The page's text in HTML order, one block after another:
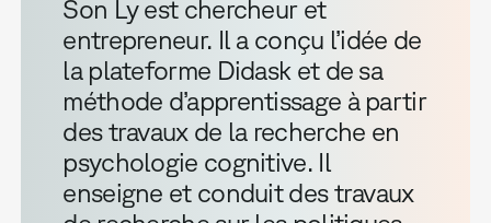
Son Ly est chercheur et
entrepreneur. Il a conçu l’idée de
la plateforme Didask et de sa
méthode d’apprentissage à partir
des travaux de la recherche en
psychologie cognitive. Il
enseigne et conduit des travaux